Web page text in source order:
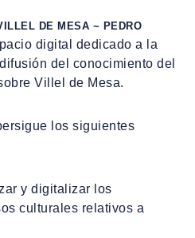
DE MESA ~ PEDRO
digital dedicado a la
del conocimiento del
Villel de Mesa.
los siguientes
y digitalizar los
culturales relativos a